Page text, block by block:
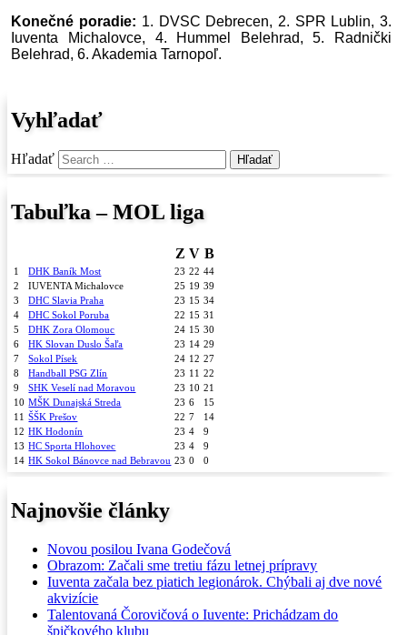
Konečné poradie: 1. DVSC Debrecen, 2. SPR Lublin, 3.
Iuventa Michalovce, 4. Hummel Belehrad, 5. Radnički
Belehrad, 6. Akademia Tarnopoľ.
Vyhľadať
Hľadať
Tabuľka – MOL liga
Z V B
1 DHK Baník Most 23 22 44
2
IUVENTA Michalovce 25 19 39
3
DHC Slavia Praha 23 15 34
4
DHC Sokol Poruba 22 15 31
5
DHK Zora Olomouc 24 15 30
6
HK Slovan Duslo Šaľa 23 14 29
7
Sokol Písek 24 12 27
8
Handball PSG Zlín 23 11 22
9
SHK Veselí nad Moravou 23 10 21
10 MŠK Dunajská Streda 23 6
15
11 ŠŠK Prešov 22 7
14
12 HK Hodonín 23 4
9
13 HC Sporta Hlohovec 23 4
9
14 HK Sokol Bánovce nad Bebravou 23 0 0
Najnovšie články
Novou posilou Ivana Godečová
Obrazom: Začali sme tretiu fázu letnej prípravy
Iuventa začala bez piatich legionárok. Chýbali aj dve nové
akvizície
Talentovaná Čorovičová o Iuvente: Prichádzam do
špičkového klubu